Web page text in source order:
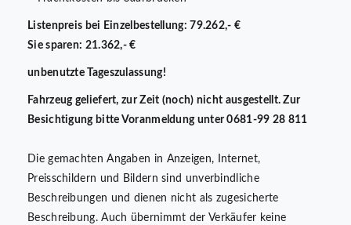
Listenpreis bei Einzelbestellung: 79.262,- €
Sie sparen: 21.362,- €
unbenutzte Tageszulassung!
Fahrzeug geliefert, zur Zeit (noch) nicht ausgestellt. Zur
Besichtigung bitte Voranmeldung unter 0681-99 28 811
Die gemachten Angaben in Anzeigen, Internet,
Preisschildern und Bildern sind unverbindliche
Beschreibungen und dienen nicht als zugesicherte
Beschreibung. Auch übernimmt der Verkäufer keine